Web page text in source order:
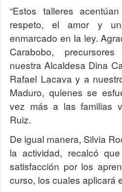
“Estos talleres
respeto, el amor y
enmarcado en la ley.
Carabobo,
nuestra Alcaldesa Dina
Rafael Lacava y a
Maduro, quienes se
vez más a las familias
Ruiz.
De igual manera, Silvia
la actividad, recalcó
satisfacción por los
curso, los cuales aplicará